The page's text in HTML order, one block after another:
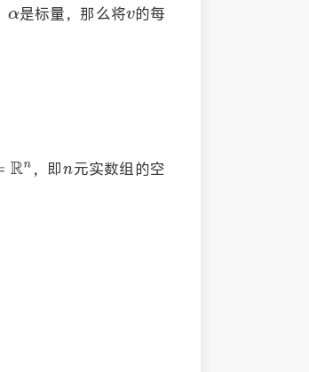
是标量，那么将 的每
，即
元实数组的空